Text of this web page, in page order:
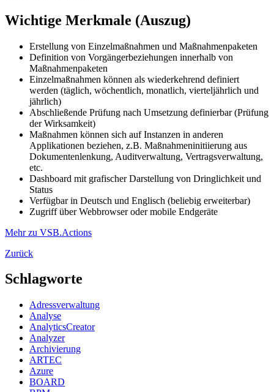
Wichtige Merkmale (Auszug)
Erstellung von Einzelmaßnahmen und Maßnahmenpaketen
Definition von Vorgängerbeziehungen innerhalb von
Maßnahmenpaketen
Einzelmaßnahmen können als wiederkehrend definiert
werden (täglich, wöchentlich, monatlich, vierteljährlich und
jährlich)
Abschließende Prüfung nach Umsetzung definierbar (Prüfung
der Wirksamkeit)
Maßnahmen können sich auf Instanzen in anderen
Applikationen beziehen, z.B. Maßnahmeninitiierung aus
Dokumentenlenkung, Auditverwaltung, Vertragsverwaltung,
etc.
Dashboard mit grafischer Darstellung von Dringlichkeit und
Status
Verfügbar in Deutsch und Englisch (beliebig erweiterbar)
Zugriff über Webbrowser oder mobile Endgeräte
Mehr zu VSB.Actions
Zurück
Schlagworte
Adressverwaltung
Analyse
AnalyticsCreator
Analyzer
Archivierung
ARTEC
Azure
BOARD